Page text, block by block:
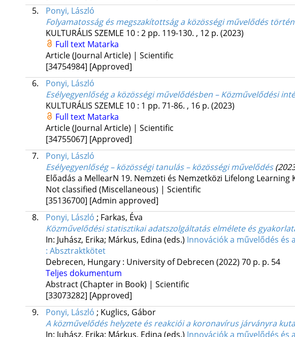
5.
Ponyi, László
Folyamatosság és megszakítottság a közösségi művelődés
KULTURÁLIS SZEMLE 10: 2 pp. 119-130. , 12 p. (2023)
Full text Matarka
Article (Journal Article) | Scientific
[34754984] [Approved]
6.
Ponyi, László
Esélyegyenlőség a közösségi művelődésben – Közművelődési
KULTURÁLIS SZEMLE 10: 1 pp. 71-86. , 16 p. (2023)
Full text Matarka
Article (Journal Article) | Scientific
[34755067] [Approved]
7.
Ponyi, László
Esélyegyenlőség – közösségi tanulás – közösségi művelődés
Előadás a MellearN 19. Nemzeti és Nemzetközi Lifelong
Not classified (Miscellaneous) | Scientific
[35136700] [Admin approved]
8.
Ponyi, László ; Farkas, Éva
Közművelődési statisztikai adatszolgáltatás elmélete és
In: Juhász, Erika; Márkus, Edina (eds.) Innovációk a művelődés és
: Absztraktkötet
Debrecen, Hungary : University of Debrecen (2022) 70 p. p. 54
Teljes dokumentum
Abstract (Chapter in Book) | Scientific
[33073282] [Approved]
9.
Ponyi, László ; Kuglics, Gábor
A közművelődés helyzete és reakciói a koronavírus járványra
In: Juhász, Erika; Márkus, Edina (eds.) Innovációk a művelődés és